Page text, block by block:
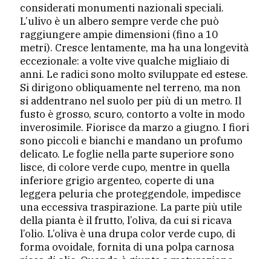
considerati monumenti nazionali speciali.
L’ulivo è un albero sempre verde che può
raggiungere ampie dimensioni (fino a 10
metri). Cresce lentamente, ma ha una longevità
eccezionale: a volte vive qualche migliaio di
anni. Le radici sono molto sviluppate ed estese.
Si dirigono obliquamente nel terreno, ma non
si addentrano nel suolo per più di un metro. Il
fusto è grosso, scuro, contorto a volte in modo
inverosimile. Fiorisce da marzo a giugno. I fiori
sono piccoli e bianchi e mandano un profumo
delicato. Le foglie nella parte superiore sono
lisce, di colore verde cupo, mentre in quella
inferiore grigio argenteo, coperte di una
leggera peluria che proteggendole, impedisce
una eccessiva traspirazione. La parte più utile
della pianta è il frutto, l’oliva, da cui si ricava
l’olio. L’oliva è una drupa color verde cupo, di
forma ovoidale, fornita di una polpa carnosa